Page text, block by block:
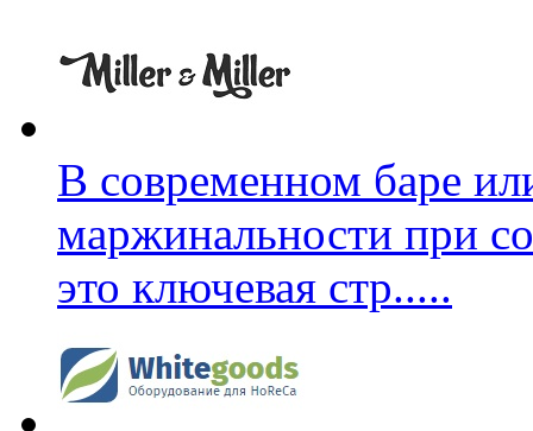
В современном баре
маржинальности при
это ключевая стр.....